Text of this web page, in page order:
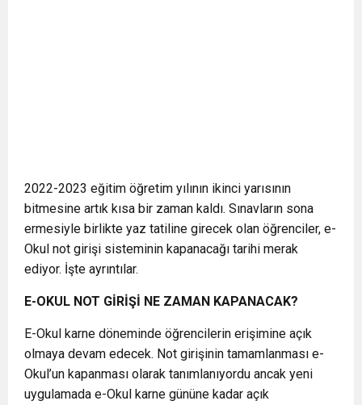
2022-2023 eğitim öğretim yılının ikinci yarısının
bitmesine artık kısa bir zaman kaldı. Sınavların sona
ermesiyle birlikte yaz tatiline girecek olan öğrenciler, e-
Okul not girişi sisteminin kapanacağı tarihi merak
ediyor. İşte ayrıntılar.
E-OKUL NOT GİRİŞİ NE ZAMAN KAPANACAK?
E-Okul karne döneminde öğrencilerin erişimine açık
olmaya devam edecek. Not girişinin tamamlanması e-
Okul’un kapanması olarak tanımlanıyordu ancak yeni
uygulamada e-Okul karne gününe kadar açık